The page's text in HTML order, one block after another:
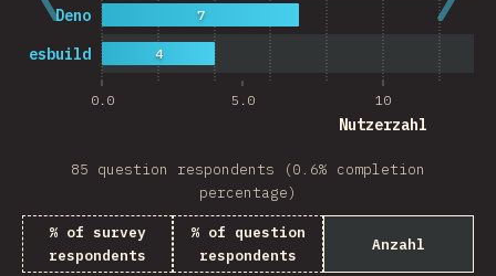
0.0 5.0 10
Nutzerzahl
esbuild
Deno
4
7
85 question respondents (0.6% completion
percentage)
% of survey
respondents
% of question
respondents
Anzahl